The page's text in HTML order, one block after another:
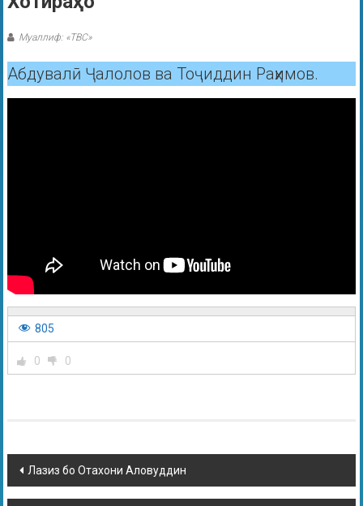
Муаллиф: «ТВС»
Абдувалӣ Ҷалолов ва Тоҷиддин Раҳимов.
805
0 0
Лазиз бо Отахони Аловуддин